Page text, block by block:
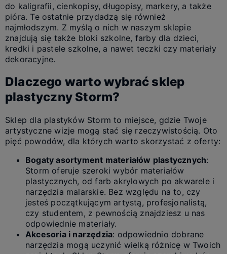
do kaligrafii, cienkopisy, długopisy, markery, a także
pióra. Te ostatnie przydadzą się również
najmłodszym. Z myślą o nich w naszym sklepie
znajdują się także bloki szkolne, farby dla dzieci,
kredki i pastele szkolne, a nawet teczki czy materiały
dekoracyjne.
Dlaczego warto wybrać sklep
plastyczny Storm?
Sklep dla plastyków Storm to miejsce, gdzie Twoje
artystyczne wizje mogą stać się rzeczywistością. Oto
pięć powodów, dla których warto skorzystać z oferty:
Bogaty asortyment materiałów plastycznych:
Storm oferuje szeroki wybór materiałów
plastycznych, od farb akrylowych po akwarele i
narzędzia malarskie. Bez względu na to, czy
jesteś początkującym artystą, profesjonalistą,
czy studentem, z pewnością znajdziesz u nas
odpowiednie materiały.
Akcesoria i narzędzia: odpowiednio dobrane
narzędzia mogą uczynić wielką różnicę w Twoich